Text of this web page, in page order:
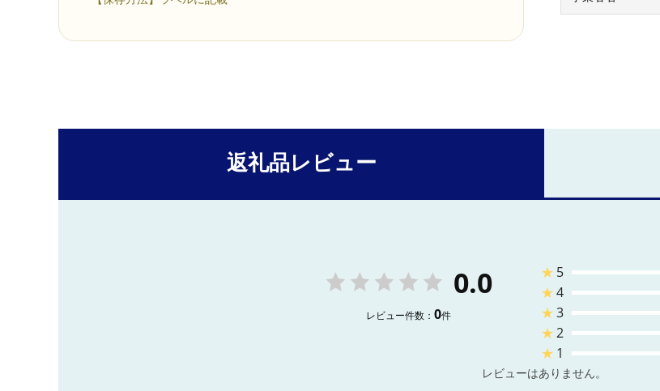
返礼品レビュー
0.0
レビュー件数： 0件
★ 5
★4
★3
★2
★ 1
レビューはありません。